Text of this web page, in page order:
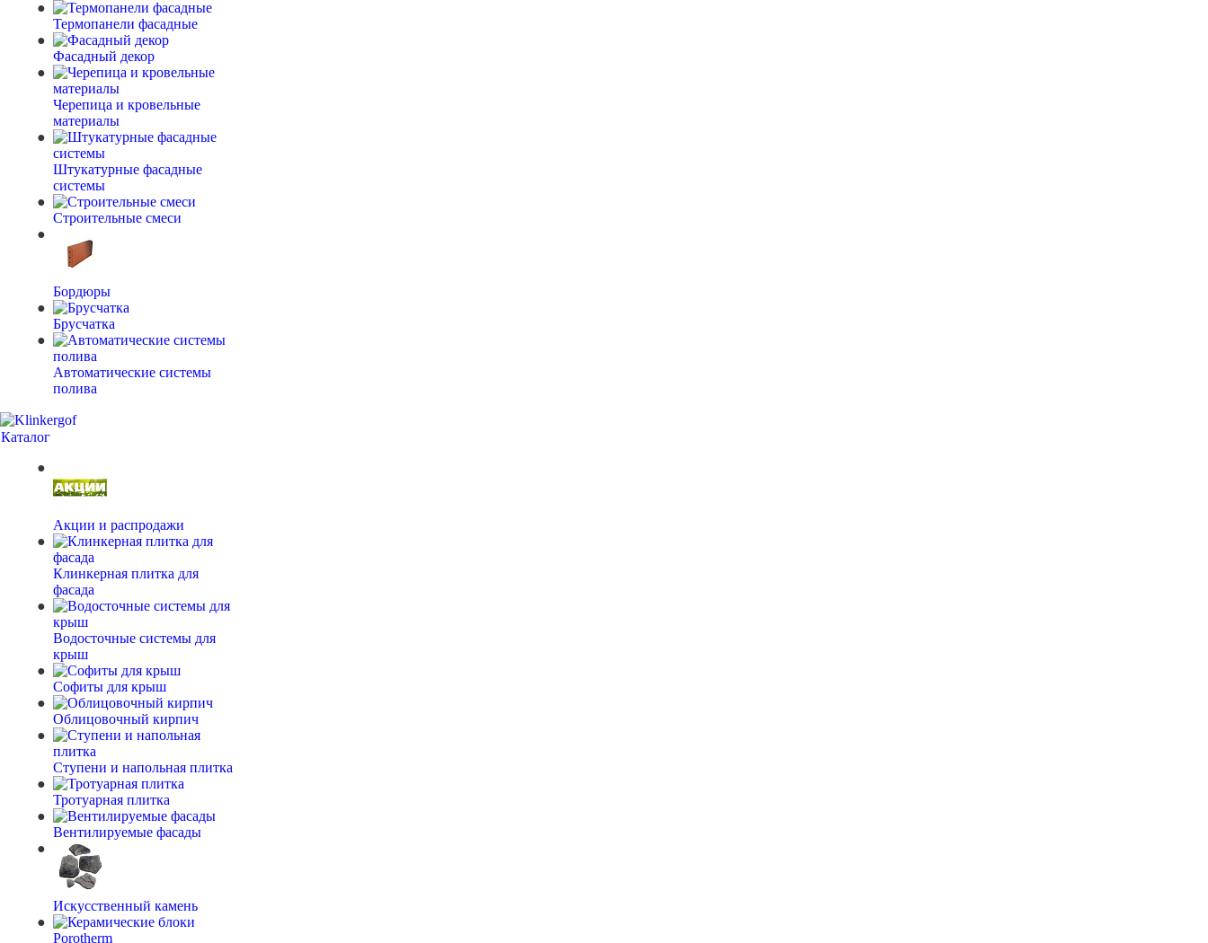
Термопанели фасадные
Фасадный декор
Черепица и кровельные
материалы
Штукатурные фасадные
системы
Строительные смеси
Бордюры
Брусчатка
Автоматические системы
полива
Каталог
Акции и распродажи
Клинкерная плитка для
фасада
Водосточные системы для
крыш
Софиты для крыш
Облицовочный кирпич
Ступени и напольная плитка
Тротуарная плитка
Вентилируемые фасады
Искусственный камень